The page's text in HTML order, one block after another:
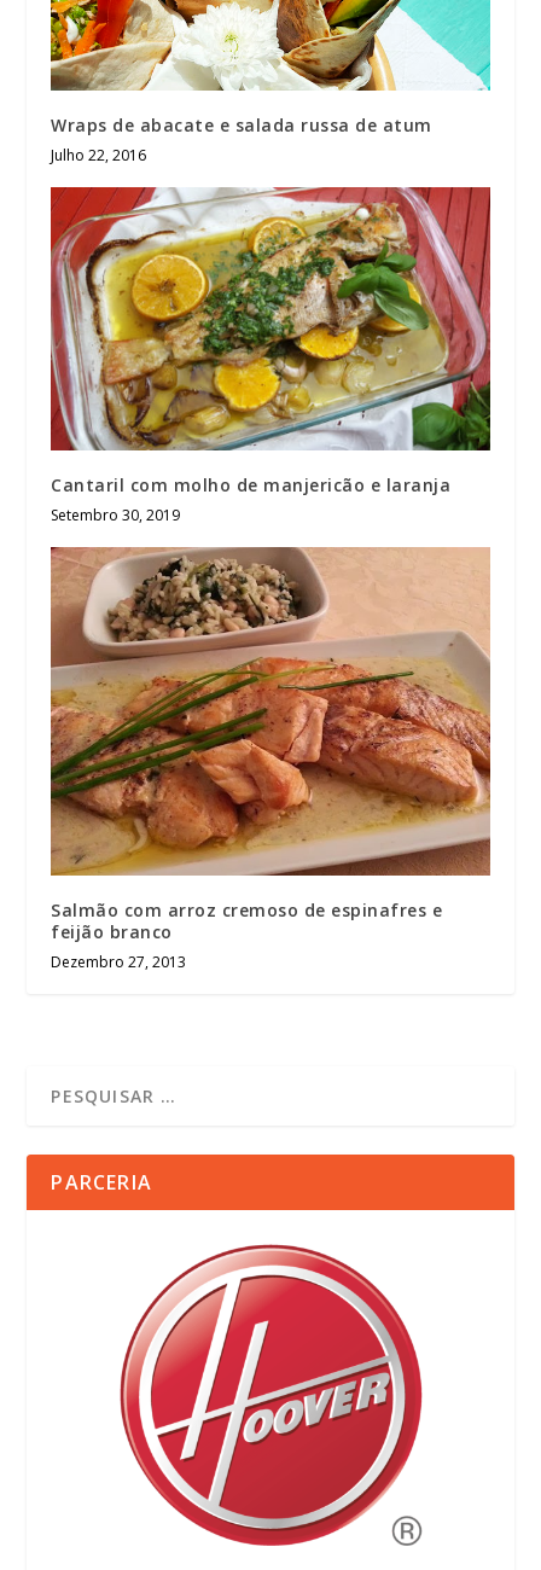
Wraps de abacate e salada russa de atum
Julho 22, 2016
Cantaril com molho de manjericão e laranja
Setembro 30, 2019
Salmão com arroz cremoso de espinafres e
feijão branco
Dezembro 27, 2013
PARCERIA